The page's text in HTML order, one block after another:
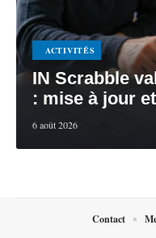
ACTIVITÉS
IN Scrabble
: mise à jour
6 août 2026
Contact